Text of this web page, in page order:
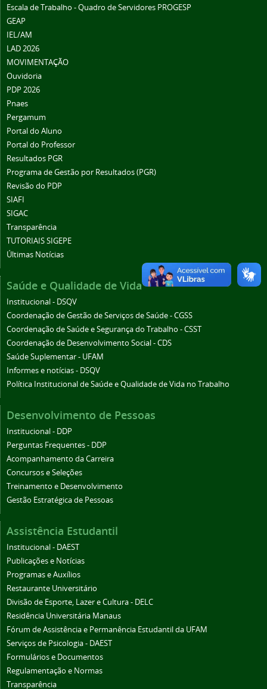
Escala de Trabalho - Quadro de Servidores PROGESP
GEAP
IEL/AM
LAD 2026
MOVIMENTAÇÃO
Ouvidoria
PDP 2026
Pnaes
Pergamum
Portal do Aluno
Portal do Professor
Resultados PGR
Programa de Gestão por Resultados (PGR)
Revisão do PDP
SIAFI
SIGAC
Transparência
TUTORIAIS SIGEPE
Últimas Notícias
Saúde e Qualidade de Vida
Institucional - DSQV
Coordenação de Gestão de Serviços de Saúde - CGSS
Coordenação de Saúde e Segurança do Trabalho - CSST
Coordenação de Desenvolvimento Social - CDS
Saúde Suplementar - UFAM
Informes e notícias - DSQV
Política Institucional de Saúde e Qualidade de Vida no Trabalho
Desenvolvimento de Pessoas
Institucional - DDP
Perguntas Frequentes - DDP
Acompanhamento da Carreira
Concursos e Seleções
Treinamento e Desenvolvimento
Gestão Estratégica de Pessoas
Assistência Estudantil
Institucional - DAEST
Publicações e Notícias
Programas e Auxílios
Restaurante Universitário
Divisão de Esporte, Lazer e Cultura - DELC
Residência Universitária Manaus
Fórum de Assistência e Permanência Estudantil da UFAM
Serviços de Psicologia - DAEST
Formulários e Documentos
Regulamentação e Normas
Transparência